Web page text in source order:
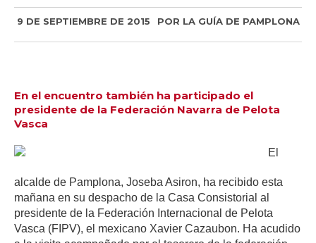
9 DE SEPTIEMBRE DE 2015 POR LA GUÍA DE PAMPLONA
En el encuentro también ha participado el
presidente de la Federación Navarra de Pelota
Vasca
El
alcalde de Pamplona, Joseba Asiron, ha recibido esta
mañana en su despacho de la Casa Consistorial al
presidente de la Federación Internacional de Pelota
Vasca (FIPV), el mexicano Xavier Cazaubon. Ha acudido